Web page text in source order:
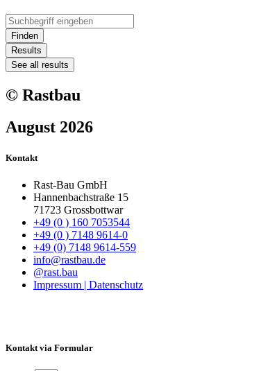
Search
...Finden
Results
See all results
© Rastbau
August 2026
Kontakt
Rast-Bau GmbH
Hannenbachstraße 15
71723 Grossbottwar
+49 (0 ) 160 7053544
+49 (0 ) 7148 9614-0
+49 (0) 7148 9614-559
info@rastbau.de
@rast.bau
Impressum | Datenschutz
Kontakt via Formular